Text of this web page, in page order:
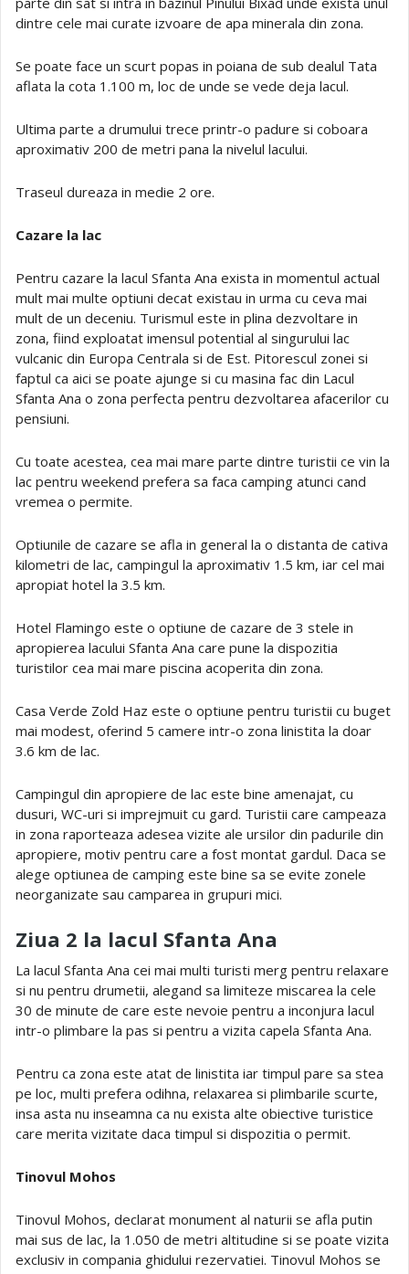
dintre cele mai curate izvoare de apa minerala din zona.
Se poate face un scurt popas in poiana de sub dealul Tata
aflata la cota 1.100 m, loc de unde se vede deja lacul.
Ultima parte a drumului trece printr-o padure si coboara
aproximativ 200 de metri pana la nivelul lacului.
Traseul dureaza in medie 2 ore.
Cazare la lac
Pentru cazare la lacul Sfanta Ana exista in momentul actual
mult mai multe optiuni decat existau in urma cu ceva mai
mult de un deceniu. Turismul este in plina dezvoltare in
zona, fiind exploatat imensul potential al singurului lac
vulcanic din Europa Centrala si de Est. Pitorescul zonei si
faptul ca aici se poate ajunge si cu masina fac din Lacul
Sfanta Ana o zona perfecta pentru dezvoltarea afacerilor cu
pensiuni.
Cu toate acestea, cea mai mare parte dintre turistii ce vin la
lac pentru weekend prefera sa faca camping atunci cand
vremea o permite.
Optiunile de cazare se afla in general la o distanta de cativa
kilometri de lac, campingul la aproximativ 1.5 km, iar cel mai
apropiat hotel la 3.5 km.
Hotel Flamingo este o optiune de cazare de 3 stele in
apropierea lacului Sfanta Ana care pune la dispozitia
turistilor cea mai mare piscina acoperita din zona.
Casa Verde Zold Haz este o optiune pentru turistii cu buget
mai modest, oferind 5 camere intr-o zona linistita la doar
3.6 km de lac.
Campingul din apropiere de lac este bine amenajat, cu
dusuri, WC-uri si imprejmuit cu gard. Turistii care campeaza
in zona raporteaza adesea vizite ale ursilor din padurile din
apropiere, motiv pentru care a fost montat gardul. Daca se
alege optiunea de camping este bine sa se evite zonele
neorganizate sau camparea in grupuri mici.
Ziua 2 la lacul Sfanta Ana
La lacul Sfanta Ana cei mai multi turisti merg pentru relaxare
si nu pentru drumetii, alegand sa limiteze miscarea la cele
30 de minute de care este nevoie pentru a inconjura lacul
intr-o plimbare la pas si pentru a vizita capela Sfanta Ana.
Pentru ca zona este atat de linistita iar timpul pare sa stea
pe loc, multi prefera odihna, relaxarea si plimbarile scurte,
insa asta nu inseamna ca nu exista alte obiective turistice
care merita vizitate daca timpul si dispozitia o permit.
Tinovul Mohos
Tinovul Mohos, declarat monument al naturii se afla putin
mai sus de lac, la 1.050 de metri altitudine si se poate vizita
exclusiv in compania ghidului rezervatiei. Tinovul Mohos se